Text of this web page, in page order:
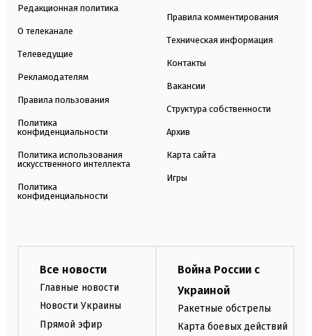
Редакционная политика
О телеканале
Телеведущие
Рекламодателям
Правила пользования
Политика
конфиденциальности
Политика использования
искусственного интеллекта
Политика
конфиденциальности
Правила комментирования
Техническая информация
Контакты
Вакансии
Структура собственности
Архив
Карта сайта
Игры
Все новости
Главные новости
Новости Украины
Прямой эфир
Война России с
Украиной
Ракетные обстрелы
Карта боевых действий